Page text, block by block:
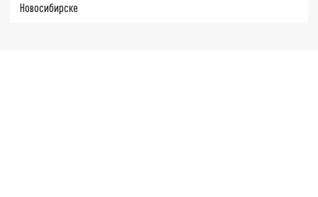
Новосибирске